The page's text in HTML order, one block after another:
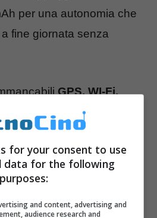
per una autonomia che
fine giornata senza
GPS, WI-Fi,
consumo e c’è
con la
4G LTE. Il comparti
a una fotocamera sul
due colori a disposizione
for your consent to use
data for the following
purposes:
and content, advertising and
audience research and